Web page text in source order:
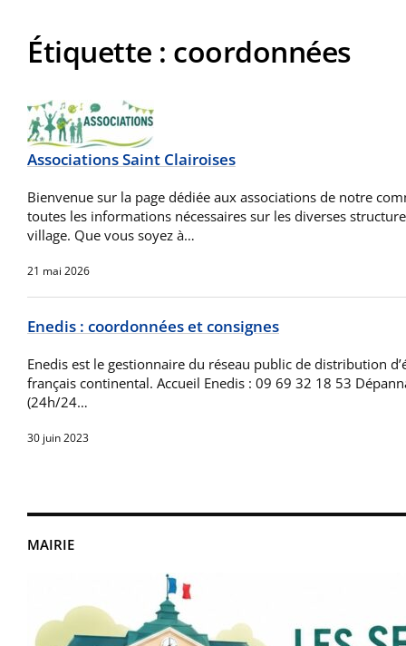
MAIRIE
Étiquette : coordonnées
Associations Saint Clairoises
Bienvenue sur la page dédiée aux associations de notre
toutes les informations nécessaires sur les diverses
village. Que vous soyez à…
21 mai 2026
Enedis : coordonnées et consignes
Enedis est le gestionnaire du réseau public de distribution
français continental. Accueil Enedis : 09 69 32 18 53
(24h/24…
30 juin 2023